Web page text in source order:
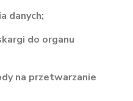
danych;
do organu
na przetwarzanie